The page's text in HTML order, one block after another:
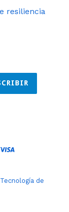
resiliencia
Tecnología de